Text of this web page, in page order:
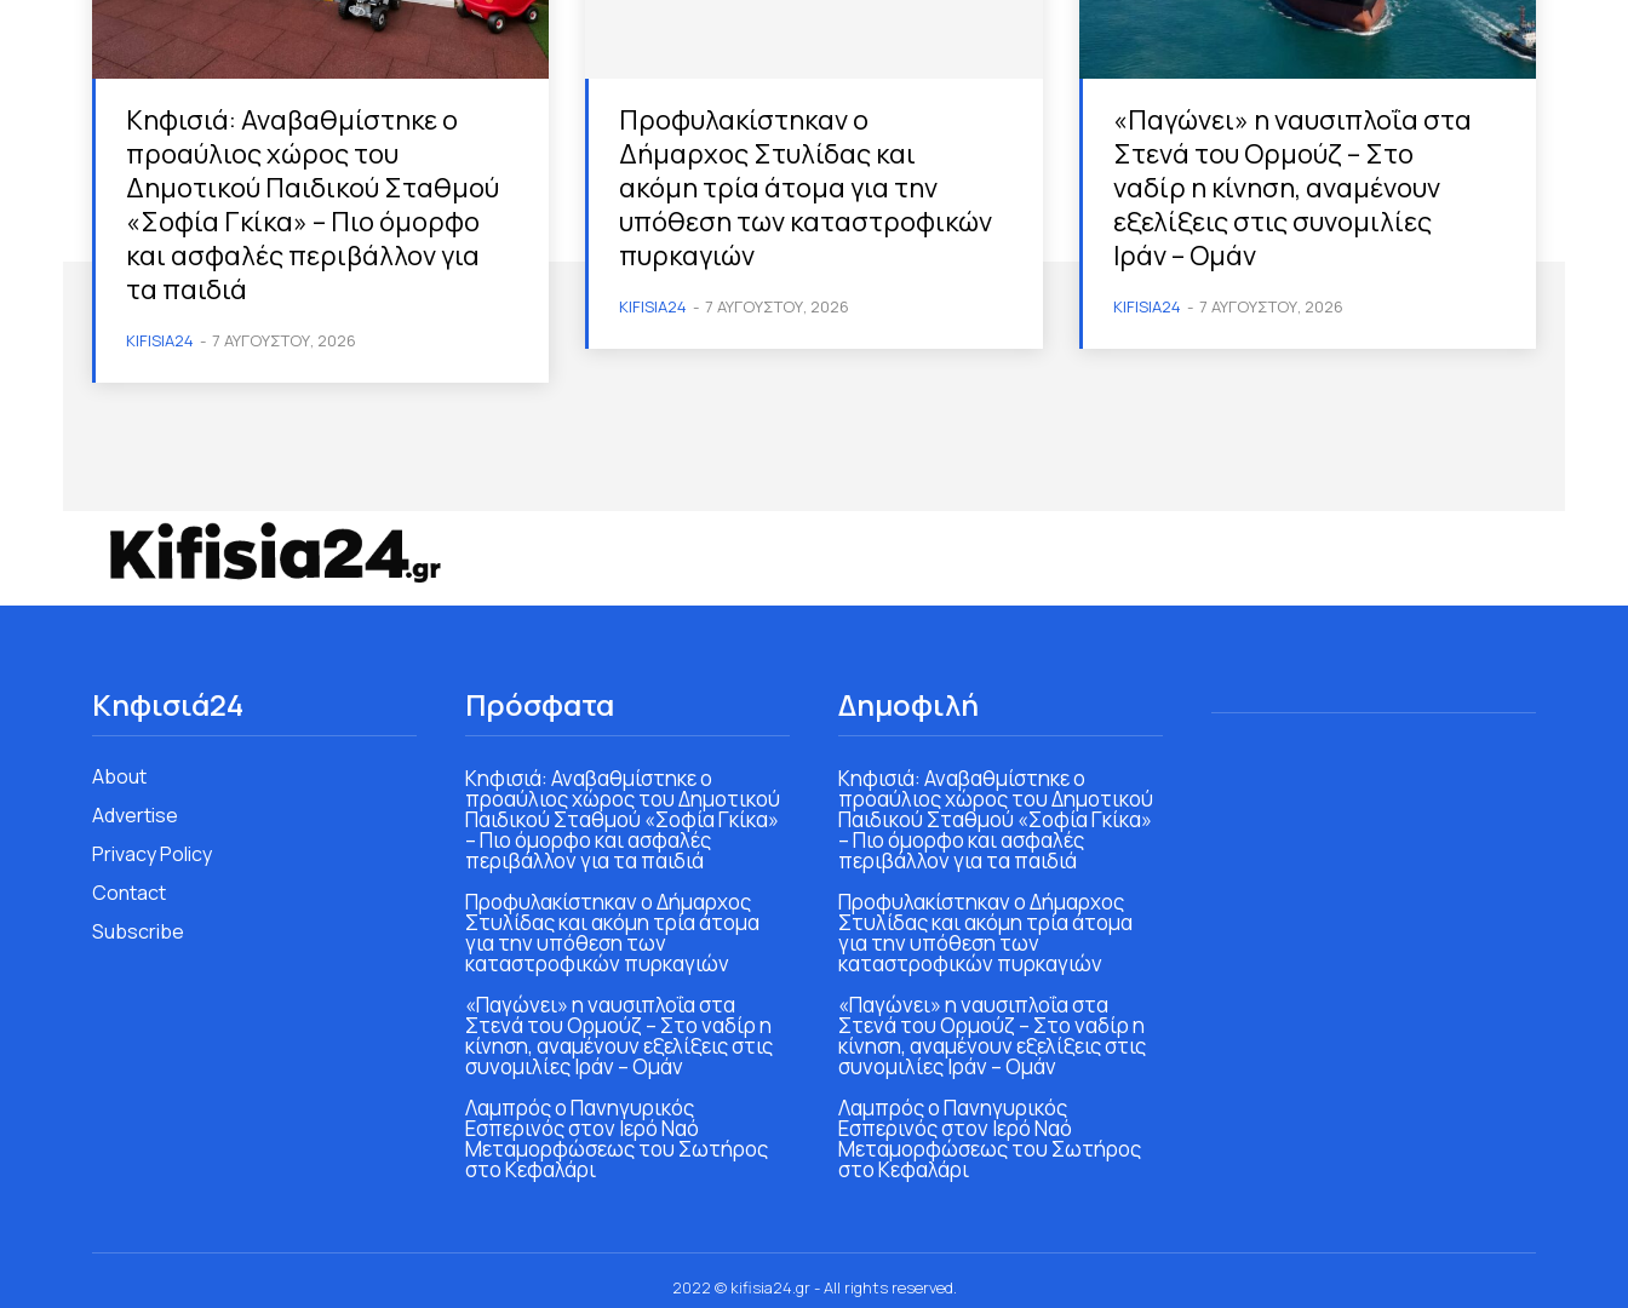
Κηφισιά: Αναβαθμίστηκε ο
προαύλιος χώρος του
Δημοτικού Παιδικού Σταθμού
«Σοφία Γκίκα» – Πιο όμορφο
και ασφαλές περιβάλλον για
τα παιδιά
KIFISIA24 - 7 ΑΥΓΟΎΣΤΟΥ, 2026
Προφυλακίστηκαν ο
Δήμαρχος Στυλίδας και
ακόμη τρία άτομα για την
υπόθεση των καταστροφικών
πυρκαγιών
KIFISIA24 - 7 ΑΥΓΟΎΣΤΟΥ, 2026
«Παγώνει» η ναυσιπλοΐα στα
Στενά του Ορμούζ – Στο
ναδίρ η κίνηση, αναμένουν
εξελίξεις στις συνομιλίες
Ιράν – Ομάν
KIFISIA24 - 7 ΑΥΓΟΎΣΤΟΥ, 2026
Κηφισιά24
About
Advertise
Privacy Policy
Contact
Subscribe
Πρόσφατα
Κηφισιά: Αναβαθμίστηκε ο
προαύλιος χώρος του Δημοτικού
Παιδικού Σταθμού «Σοφία Γκίκα»
– Πιο όμορφο και ασφαλές
περιβάλλον για τα παιδιά
Προφυλακίστηκαν ο Δήμαρχος
Στυλίδας και ακόμη τρία άτομα
για την υπόθεση των
καταστροφικών πυρκαγιών
«Παγώνει» η ναυσιπλοΐα στα
Στενά του Ορμούζ – Στο ναδίρ η
κίνηση, αναμένουν εξελίξεις στις
συνομιλίες Ιράν – Ομάν
Λαμπρός ο Πανηγυρικός
Εσπερινός στον Ιερό Ναό
Μεταμορφώσεως του Σωτήρος
στο Κεφαλάρι
Δημοφιλή
Κηφισιά: Αναβαθμίστηκε ο
προαύλιος χώρος του Δημοτικού
Παιδικού Σταθμού «Σοφία Γκίκα»
– Πιο όμορφο και ασφαλές
περιβάλλον για τα παιδιά
Προφυλακίστηκαν ο Δήμαρχος
Στυλίδας και ακόμη τρία άτομα
για την υπόθεση των
καταστροφικών πυρκαγιών
«Παγώνει» η ναυσιπλοΐα στα
Στενά του Ορμούζ – Στο ναδίρ η
κίνηση, αναμένουν εξελίξεις στις
συνομιλίες Ιράν – Ομάν
Λαμπρός ο Πανηγυρικός
Εσπερινός στον Ιερό Ναό
Μεταμορφώσεως του Σωτήρος
στο Κεφαλάρι
2022 © kifisia24.gr - All rights reserved.